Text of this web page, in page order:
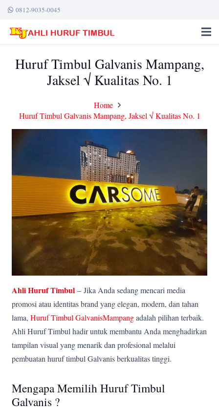
0812-9035-0045
Huruf Timbul Galvanis Mampang,
Jaksel √ Kualitas No. 1
Home
Huruf Timbul Galvanis Mampang, Jaksel √ Kualitas No. 1
Ahli Huruf Timbul – Jika Anda sedang mencari media
promosi atau identitas brand yang elegan, modern, dan tahan
lama, Huruf Timbul GalvanisMampangadalah pilihan terbaik.
Ahli Huruf Timbul hadir untuk membantu Anda menghadirkan
tampilan visual yang menarik dan profesional melalui
pembuatan huruf timbul Galvanis berkualitas tinggi.
Mengapa Memilih Huruf Timbul
Galvanis ?